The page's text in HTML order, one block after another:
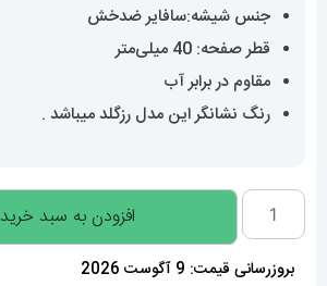
جنس شیشه:سافایر ضدخش
قطر صفحه: 40 میلی‌متر
مقاوم در برابر آب
رنگ نشانگر این مدل رزگلد میباشد .
ساعتمچی
مردانه
تیسوت
افزودن به سبد خرید
بروزرسانی قیمت: 9 آگوست 2026